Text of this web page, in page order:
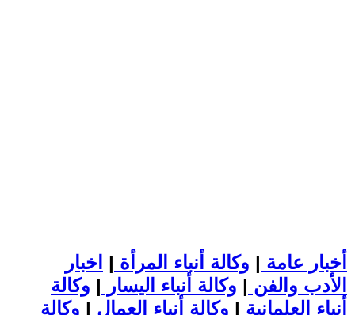
أخبار عامة | وكالة أنباء المرأة | اخبار
الأدب والفن | وكالة أنباء اليسار | وكالة
أنباء العلمانية | وكالة أنباء العمال | وكالة